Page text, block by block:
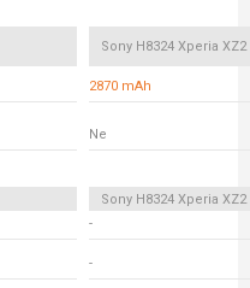
Sony H8324 Xperia
2870 mAh
Ne
Sony H8324 Xperia
-
-